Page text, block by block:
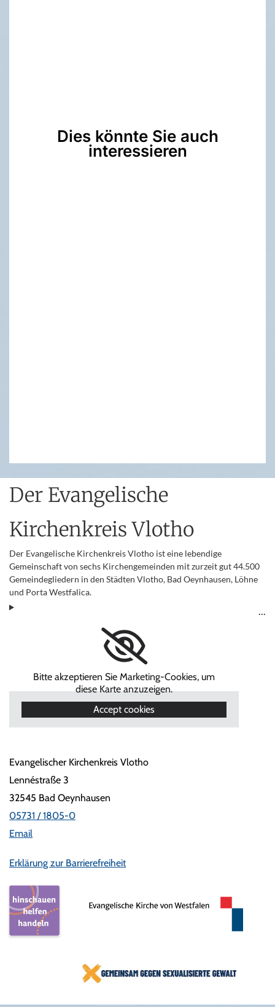
Dies könnte Sie auch
interessieren
Der Evangelische
Kirchenkreis Vlotho
Der Evangelische Kirchenkreis Vlotho ist eine lebendige
Gemeinschaft von sechs Kirchengemeinden mit zurzeit gut 44.500
Gemeindegliedern in den Städten Vlotho, Bad Oeynhausen, Löhne
und Porta Westfalica.
Bitte akzeptieren Sie Marketing-Cookies, um
diese Karte anzuzeigen.
Accept cookies
Evangelischer Kirchenkreis Vlotho
Lennéstraße 3
32545 Bad Oeynhausen
05731 / 1805-0
Email
Erklärung zur Barrierefreiheit